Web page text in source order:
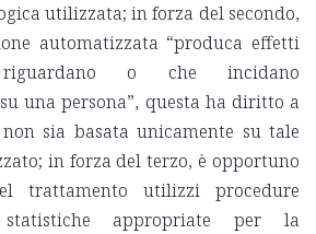
utilizzata; in forza del secondo,
automatizzata “produca effetti
o che incidano
una persona”, questa ha diritto a
sia basata unicamente su tale
in forza del terzo, è opportuno
trattamento utilizzi procedure
appropriate per la